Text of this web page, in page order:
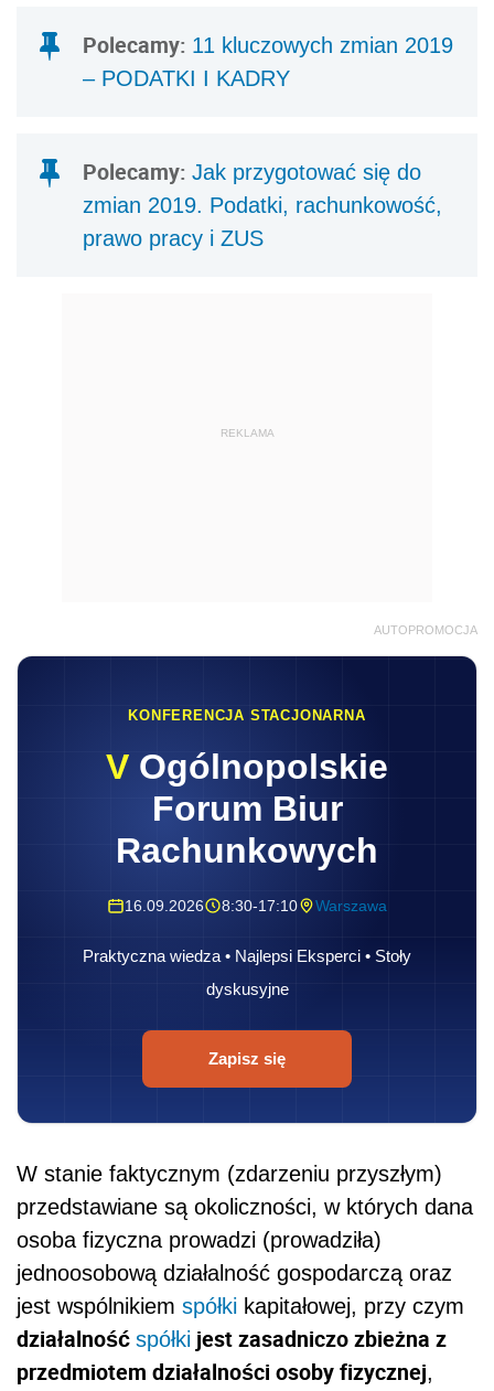
Polecamy: 11 kluczowych zmian 2019
– PODATKI I KADRY
Polecamy: Jak przygotować się do
zmian 2019. Podatki, rachunkowość,
prawo pracy i ZUS
REKLAMA
AUTOPROMOCJA
KONFERENCJA STACJONARNA
V Ogólnopolskie
Forum Biur
Rachunkowych
16.09.2026 8:30-17:10 Warszawa
Praktyczna wiedza • Najlepsi Eksperci • Stoły
dyskusyjne
Zapisz się
W stanie faktycznym (zdarzeniu przyszłym)
przedstawiane są okoliczności, w których dana
osoba fizyczna prowadzi (prowadziła)
jednoosobową działalność gospodarczą oraz
jest wspólnikiem spółki kapitałowej, przy czym
działalność spółki jest zasadniczo zbieżna z
przedmiotem działalności osoby fizycznej,